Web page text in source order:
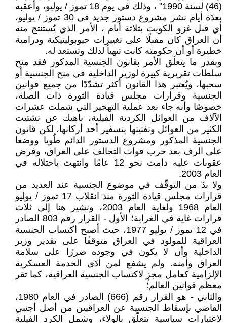
(46) لسنة 1990" ، وذلك في يوم 18 تموز / يوليو، وأعقبه
بعدّة أيام نشر مشروع دستور جديد في 30 تموز / يوليو،
أي قبل غزو الكويت بثلاثة أيام ، الأمر الذي يُستنتج منه
أن العراق كان مقبلًا على تغييرات جيوبوليتيكية ودرامية
خطيرة أو أن حكومته كانت تتهيأ لذلك وتستعد له.
وبقدر ما يتعلّق الأمر بقانون الجنسية المذكور فقد منح
سلطات تقريرية كبيرة لوزير الداخلية في منح الجنسية أو
سحبها، ويُعتبر هذا القانون أكثر تشدّدًا من جميع قوانين
الجنسية وقرارات مجلس قيادة الثورة ذات الصلة،
خصوصًا وأنه جاء بعد عملية التهجير التي شملت عشرات
الآلاف من العوائل الكردية الفيلية، ناهيك عن تشتيت
الكثير من العوائل وتفتيتها بتسفير أحد أركانها، لكن قانون
الجنسية المذكور ومشروع الدستور الدائم طُويا ووضعا
على الرف بعد حرب قوات التحالف على العراق، وفرض
عقوبات عليه دامت نحو 12 عامًا وانتهت باحتلاله في
العام 2003.
ولا بدّ من التوقّف في موضوع الجنسية عند العديد من
قرارات مجلس قيادة الثورة منذ انقلاب 17 تموز / يوليو
العام 1968 ولغاية العام 2003، ونشير هنا إلى ثلاث
قرارات غاية في الغرابة؛ الأول - القرار رقم 803 الصادر
في 12 تموز / يوليو 1977، حيث أصبح اكتساب الجنسية
العراقية للمولود في العراق متوقفًا على تقدير وزير
الداخلية وأن لا يكون في وجوده ضررًا على سلامة
العراق وأمنه. ولم يشفع لمن أدّى الخدمة العسكرية
الإلزامية كعامل مجزٍ لاكتساب الجنسية العراقية، كما تقر
معظم قوانين العالم؛
والثاني - هو القرار رقم (666) الصادر في العام 1980،
القاضي بإسقاط الجنسية عن العراقيين من أصل أجنبي
لاعتبارات سياسية تتعلّق بالولاء، وشمل الكرد الفيلية